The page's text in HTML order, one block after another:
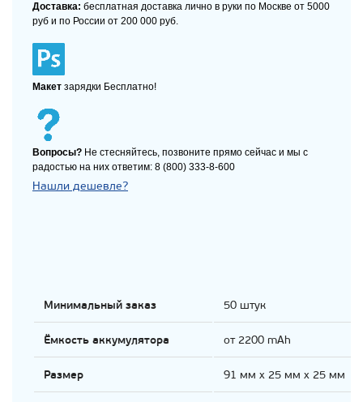
Доставка: бесплатная доставка лично в руки по Москве от 5000
руб и по России от 200 000 руб.
Макет зарядки Бесплатно!
Вопросы? Не стесняйтесь, позвоните прямо сейчас и мы с
радостью на них ответим: 8 (800) 333-8-600
Нашли дешевле?
Минимальный заказ 50 штук
Ёмкость аккумулятора от 2200 mAh
Размер 91 мм х 25 мм х 25 мм